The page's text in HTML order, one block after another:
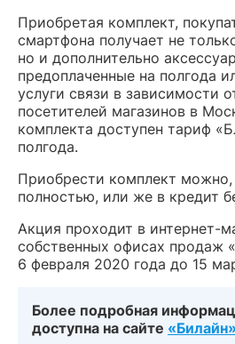
Приобретая комплект,
смартфона получает не
но и дополнительно
предоплаченные на полгода
услуги связи в зависимости
посетителей магазинов в
комплекта доступен тариф
полгода.
Приобрести комплект можно,
полностью, или же в кредит
Акция проходит в интернет-
собственных офисах продаж
6 февраля 2020 года до 15
Более подробная
доступна на сайте «Билайн»